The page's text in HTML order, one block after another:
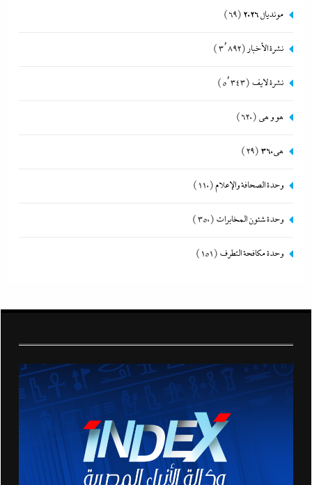
مونديال 2026 (69)
نشرة الأخبار (3٬892)
نشرة لايف (5٬343)
هو و هي (620)
هى360 (29)
وحدة الصحافة والإعلام(110)
وحدة شئون المخابرات (350)
وحدة مكافحة التطرف (151)